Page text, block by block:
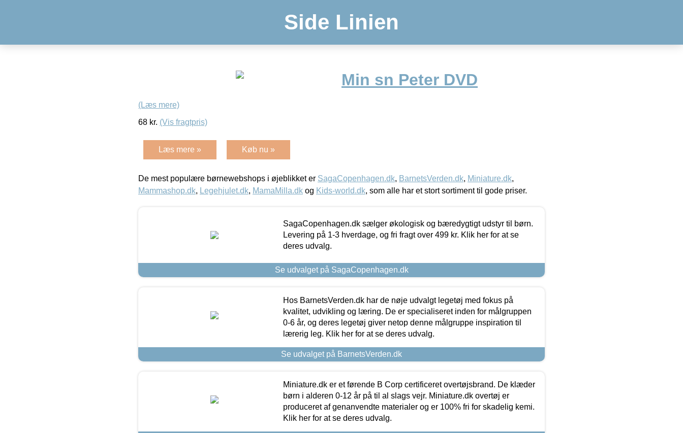
Side Linien
Min sn Peter DVD
(Læs mere)
68 kr. (Vis fragtpris)
Læs mere » Køb nu »
De mest populære børnewebshops i øjeblikket er SagaCopenhagen.dk, BarnetsVerden.dk, Miniature.dk,
Mammashop.dk, Legehjulet.dk, MamaMilla.dk og Kids-world.dk, som alle har et stort sortiment til gode priser.
SagaCopenhagen.dk sælger økologisk og bæredygtigt udstyr til børn.
Levering på 1-3 hverdage, og fri fragt over 499 kr. Klik her for at se
deres udvalg.
Se udvalget på SagaCopenhagen.dk
Hos BarnetsVerden.dk har de nøje udvalgt legetøj med fokus på
kvalitet, udvikling og læring. De er specialiseret inden for målgruppen
0-6 år, og deres legetøj giver netop denne målgruppe inspiration til
lærerig leg. Klik her for at se deres udvalg.
Se udvalget på BarnetsVerden.dk
Miniature.dk er et førende B Corp certificeret overtøjsbrand. De klæder
børn i alderen 0-12 år på til al slags vejr. Miniature.dk overtøj er
produceret af genanvendte materialer og er 100% fri for skadelig kemi.
Klik her for at se deres udvalg.